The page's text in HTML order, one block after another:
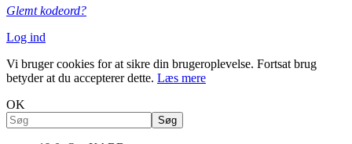
Glemt kodeord?
Log ind
Vi bruger cookies for at sikre din brugeroplevelse. Fortsat brug
betyder at du accepterer dette. Læs mere
OK